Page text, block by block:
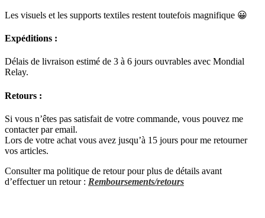
Les visuels et les supports textiles restent toutefois magnifique 😀
Expéditions :
Délais de livraison estimé de 3 à 6 jours ouvrables avec Mondial
Relay.
Retours :
Si vous n’êtes pas satisfait de votre commande, vous pouvez me
contacter par email.
Lors de votre achat vous avez jusqu’à 15 jours pour me retourner
vos articles.
Consulter ma politique de retour pour plus de détails avant
d’effectuer un retour : Remboursements/retours